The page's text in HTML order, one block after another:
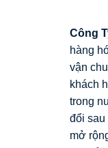
Công
hàng
vận
khách
trong
đổi sau
mở